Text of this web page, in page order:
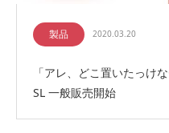
製品 2020.03.20
「アレ、どこ置いたっけ
SL 一般販売開始